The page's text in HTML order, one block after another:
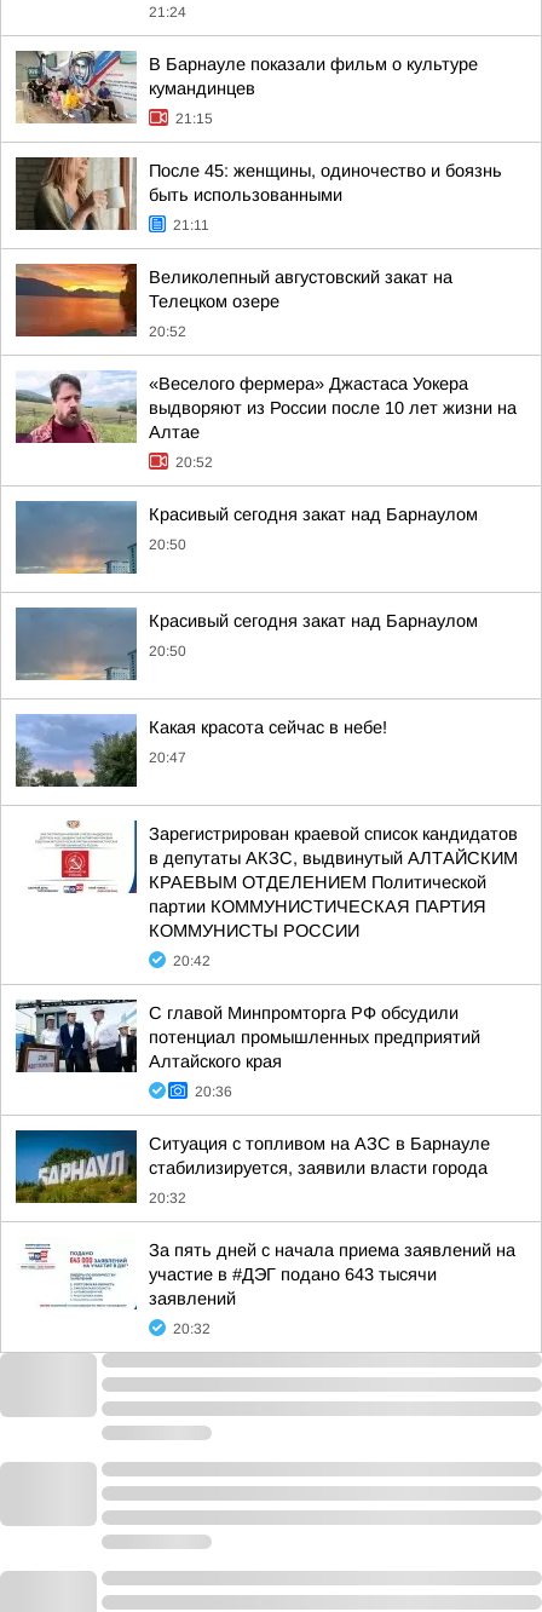
21:24
В Барнауле показали фильм о культуре
кумандинцев
21:15
После 45: женщины, одиночество и боязнь
быть использованными
21:11
Великолепный августовский закат на
Телецком озере
20:52
«Веселого фермера» Джастаса Уокера
выдворяют из России после 10 лет жизни на
Алтае
20:52
Красивый сегодня закат над Барнаулом
20:50
Красивый сегодня закат над Барнаулом
20:50
Какая красота сейчас в небе!
20:47
Зарегистрирован краевой список кандидатов
в депутаты АКЗС, выдвинутый АЛТАЙСКИМ
КРАЕВЫМ ОТДЕЛЕНИЕМ Политической
партии КОММУНИСТИЧЕСКАЯ ПАРТИЯ
КОММУНИСТЫ РОССИИ
20:42
С главой Минпромторга РФ обсудили
потенциал промышленных предприятий
Алтайского края
20:36
Ситуация с топливом на АЗС в Барнауле
стабилизируется, заявили власти города
20:32
За пять дней с начала приема заявлений на
участие в #ДЭГ подано 643 тысячи
заявлений
20:32